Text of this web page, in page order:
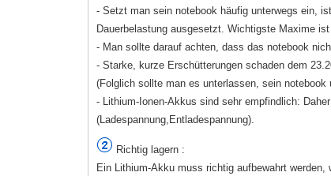
- Setzt man sein notebook häufig unterwegs ein,
Dauerbelastung ausgesetzt. Wichtigste Maxime
- Man sollte darauf achten, dass das notebook
- Starke, kurze Erschütterungen schaden dem
(Folglich sollte man es unterlassen, sein
- Lithium-Ionen-Akkus sind sehr empfindlich:
(Ladespannung,Entladespannung).
Richtig lagern :
Ein Lithium-Akku muss richtig aufbewahrt